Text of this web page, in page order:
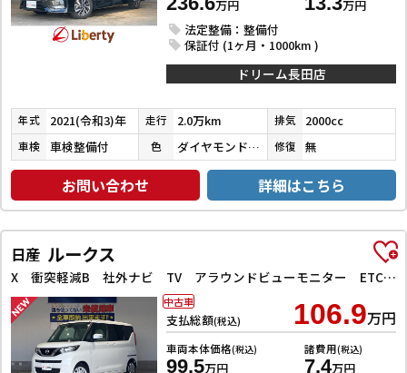
万円
万円
法定整備：整備付
保証付 (1ヶ月・1000km )
ドリーム長田店
年式 2021(令和3)年 走行 2.0万km 排気 2000cc
車検 車検整備付 色 ダイヤモンドブラックパール 修復 無
お問い合わせ 詳細はこちら
日産 ルークス
X 衝突軽減B 社外ナビ TV アラウンドビューモニター ETC 左パワースライドドア スマートキー プッシュスタート アイドリングストップ ステアリングスイッチ タッチパネルオートエアコン
支払総額(税込) 106.9万円
車両本体価格(税込)
99.5万円
諸費用(税込)
7.4万円
中古車